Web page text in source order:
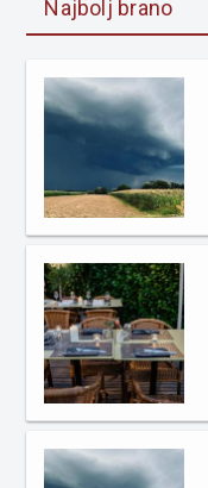
Najbolj brano